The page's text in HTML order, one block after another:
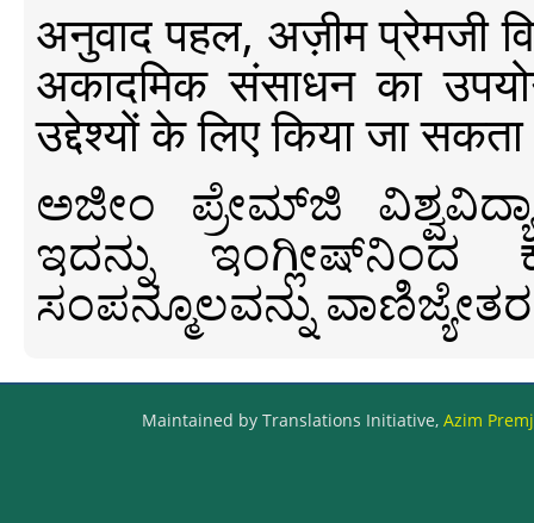
अनुवाद पहल, अज़ीम प्रेमजी
अकादमिक संसाधन का
उद्देश्यों के लिए किया जा
ಅಜೀಂ ಪ್ರೇಮ್‍ಜಿ
ಇದನ್ನು ಇಂಗ್ಲೀಷ್‍ನಿಂದ
ಸಂಪನ್ಮೂಲವನ್ನು
Maintained by Translations Initiative, Azim